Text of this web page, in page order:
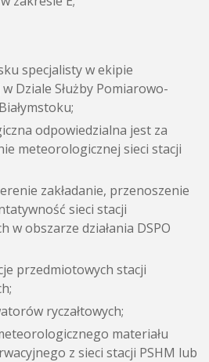
specjalisty w ekipie
Dziale Służby Pomiarowo-
odpowiedzialna jest za
meteorologicznej sieci stacji
zakładanie, przenoszenie
sieci stacji
w obszarze działania DSPO
przedmiotowych stacji
ryczałtowych;
materiału
z sieci stacji PSHM lub